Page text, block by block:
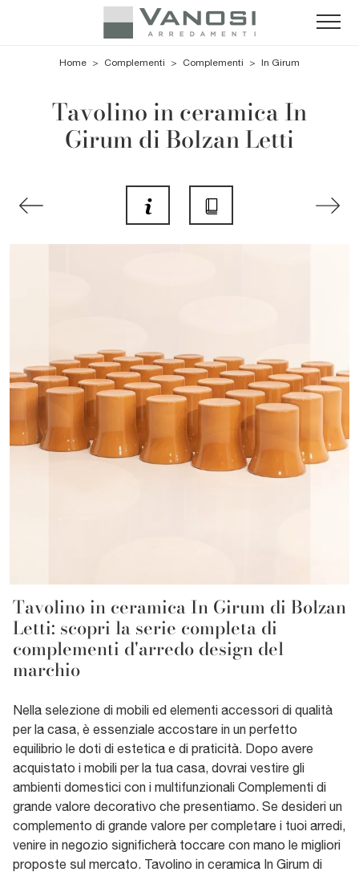
Home > Complementi > Complementi > In Girum
Tavolino in ceramica In
Girum di Bolzan Letti
Tavolino in ceramica In Girum di Bolzan
Letti: scopri la serie completa di
complementi d'arredo design del
marchio
Nella selezione di mobili ed elementi accessori di qualità
per la casa, è essenziale accostare in un perfetto
equilibrio le doti di estetica e di praticità. Dopo avere
acquistato i mobili per la tua casa, dovrai vestire gli
ambienti domestici con i multifunzionali Complementi di
grande valore decorativo che presentiamo. Se desideri un
complemento di grande valore per completare i tuoi arredi,
venire in negozio significherà toccare con mano le migliori
proposte sul mercato. Tavolino in ceramica In Girum di